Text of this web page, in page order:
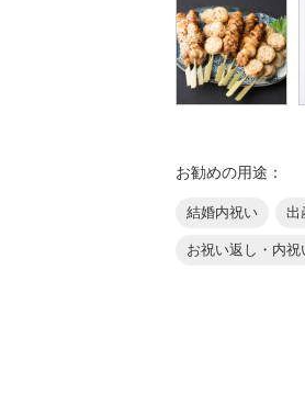
お勧めの用途：
結婚内祝い 出
お祝い返し・内祝